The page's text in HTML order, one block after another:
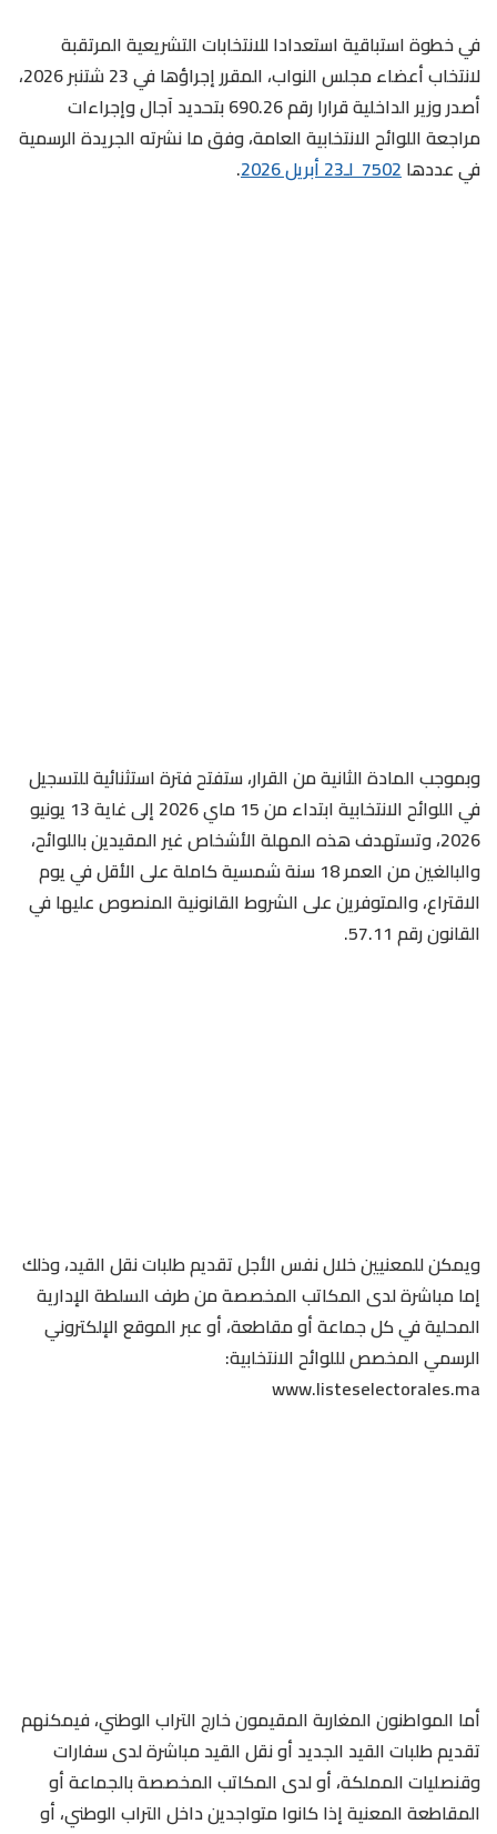
في خطوة استباقية استعدادا للانتخابات التشريعية المرتقبة
لانتخاب أعضاء مجلس النواب، المقرر إجراؤها في 23 شتنبر 2026،
أصدر وزير الداخلية قرارا رقم 690.26 بتحديد آجال وإجراءات
مراجعة اللوائح الانتخابية العامة، وفق ما نشرته الجريدة الرسمية
في عددها7502 لـ23 أبريل 2026 .
وبموجب المادة الثانية من القرار، ستفتح فترة استثنائية للتسجيل
في اللوائح الانتخابية ابتداء من 15 ماي 2026 إلى غاية 13 يونيو
2026، وتستهدف هذه المهلة الأشخاص غير المقيدين باللوائح،
والبالغين من العمر 18 سنة شمسية كاملة على الأقل في يوم
الاقتراع، والمتوفرين على الشروط القانونية المنصوص عليها في
القانون رقم 57.11.
ويمكن للمعنيين خلال نفس الأجل تقديم طلبات نقل القيد، وذلك
إما مباشرة لدى المكاتب المخصصة من طرف السلطة الإدارية
المحلية في كل جماعة أو مقاطعة، أو عبر الموقع الإلكتروني
الرسمي المخصص لللوائح الانتخابية:
www.listeselectorales.ma
أما المواطنون المغاربة المقيمون خارج التراب الوطني، فيمكنهم
تقديم طلبات القيد الجديد أو نقل القيد مباشرة لدى سفارات
وقنصليات المملكة، أو لدى المكاتب المخصصة بالجماعة أو
المقاطعة المعنية إذا كانوا متواجدين داخل التراب الوطني، أو